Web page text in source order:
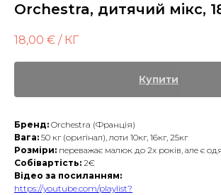
Orchestra, дитячий мікс,
18,00 € / КГ
Купити
Бренд: Orchestra (Франція)
Вага: 50 кг (оригінал), лоти 10кг, 16кг, 25кг
Розміри: переважає малюк до 2х років, але є
Собівартість: 2€
Відео за посиланням:
https://youtube.com/playlist?